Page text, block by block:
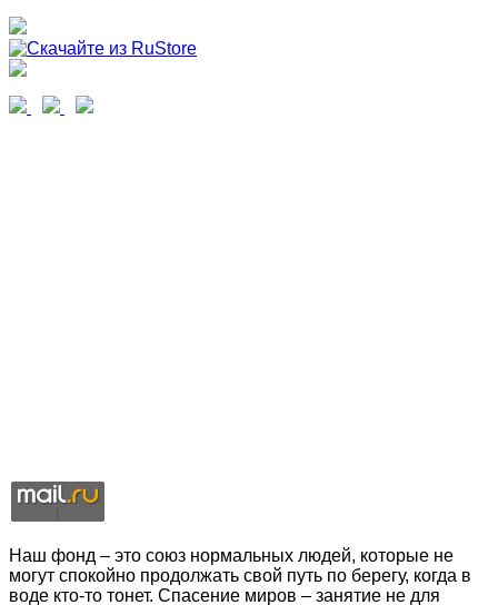
Наш фонд – это союз нормальных людей, которые не
могут спокойно продолжать свой путь по берегу, когда в
воде кто-то тонет. Спасение миров – занятие не для